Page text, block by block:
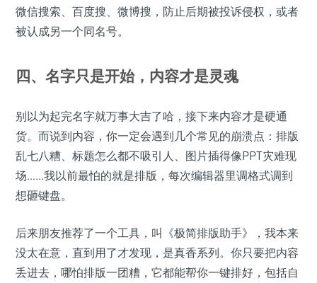
微信搜索、百度搜、微博搜，防止后期被投诉侵权，或者
被认成另一个同名号。
四、名字只是开始，内容才是灵魂
别以为起完名字就万事大吉了哈，接下来内容才是硬通
货。而说到内容，你一定会遇到几个常见的崩溃点：排版
乱七八糟、标题怎么都不吸引人、图片插得像PPT灾难现
场……我以前最怕的就是排版，每次编辑器里调格式调到
想砸键盘。
后来朋友推荐了一个工具，叫《极简排版助手》，我本来
没太在意，直到用了才发现，是真香系列。你只要把内容
丢进去，哪怕排版一团糟，它都能帮你一键排好，包括自